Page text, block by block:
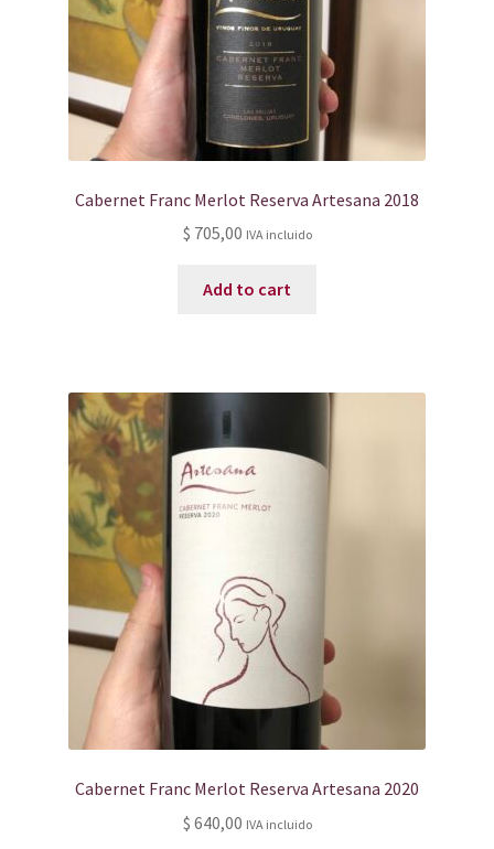
Cabernet Franc Merlot Reserva Artesana 2018
$ 705,00 IVA incluido
Add to cart
Cabernet Franc Merlot Reserva Artesana 2020
$ 640,00 IVA incluido